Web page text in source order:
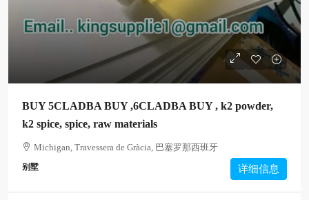
BUY 5CLADBA BUY ,6CLADBA BUY , k2 powder,
k2 spice, spice, raw materials
Michigan, Travessera de Gràcia, 巴塞罗那西班牙
别墅 详细信息